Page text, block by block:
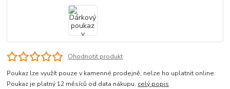
Ohodnotit produkt
Poukaz lze využít pouze v kamenné prodejně, nelze ho uplatnit online.
Poukaz je platný 12 měsíců od data nákupu. celý popis